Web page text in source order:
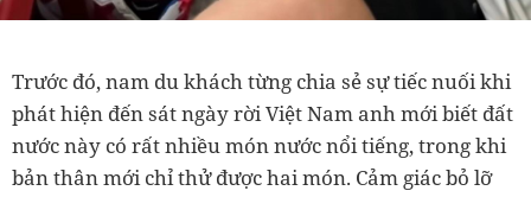
Trước đó, nam du khách từng chia sẻ sự tiếc nuối khi
phát hiện đến sát ngày rời Việt Nam anh mới biết đất
nước này có rất nhiều món nước nổi tiếng, trong khi
bản thân mới chỉ thử được hai món. Cảm giác bỏ lỡ